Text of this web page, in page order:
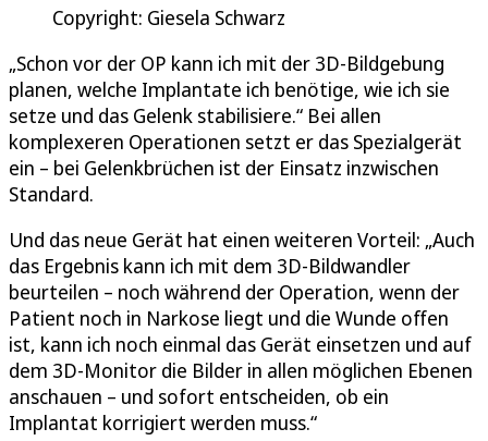
Copyright: Giesela Schwarz
„Schon vor der OP kann ich mit der 3D-Bildgebung
planen, welche Implantate ich benötige, wie ich sie
setze und das Gelenk stabilisiere.“ Bei allen
komplexeren Operationen setzt er das Spezialgerät
ein – bei Gelenkbrüchen ist der Einsatz inzwischen
Standard.
Und das neue Gerät hat einen weiteren Vorteil: „Auch
das Ergebnis kann ich mit dem 3D-Bildwandler
beurteilen – noch während der Operation, wenn der
Patient noch in Narkose liegt und die Wunde offen
ist, kann ich noch einmal das Gerät einsetzen und auf
dem 3D-Monitor die Bilder in allen möglichen Ebenen
anschauen – und sofort entscheiden, ob ein
Implantat korrigiert werden muss.“